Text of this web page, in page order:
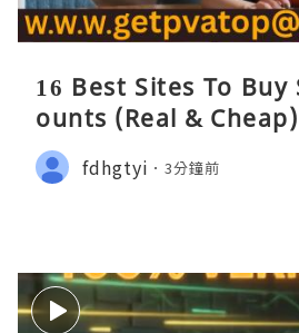
16 Best Sites To Buy
ounts (Real & Cheap)
fdhgtyi 3分鐘前